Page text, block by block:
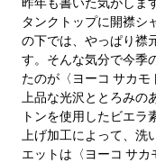
タンクトップに開襟シ
の下では、やっぱり襟
す。そんな気分で今季
たのが〈ヨーコ サカモ
上品な光沢ととろみの
トンを使用したビエラ
上げ加工によって、
エットは〈ヨーコ サカ